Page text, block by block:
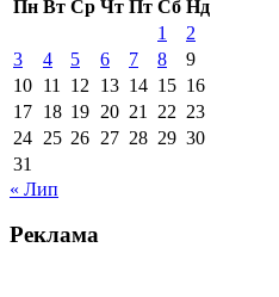
Пн Вт Ср Чт Пт Сб Нд
1
2
3
4 5 6 7 8
9
10 11 12 13 14 15 16
17 18 19 20 21 22 23
24 25 26 27 28 29 30
31
« Лип
Реклама